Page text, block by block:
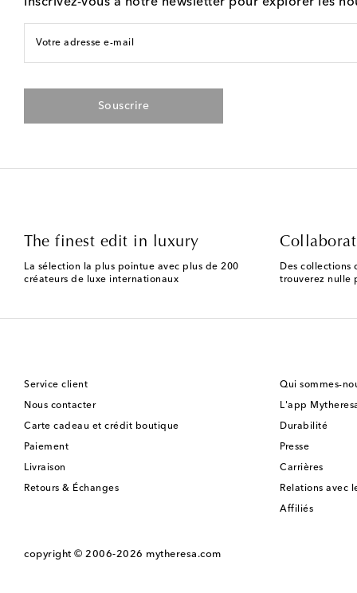
Votre adresse e-mail
Souscrire
The finest edit in luxury
La sélection la plus pointue avec plus de 200
créateurs de luxe internationaux
Des collections
trouverez nulle
Service client
Nous contacter
Carte cadeau et crédit boutique
Paiement
Livraison
Retours & Échanges
Qui sommes-
L'app
Durabilité
Presse
Carrières
Relations avec
Affiliés
copyright © 2006-2026 mytheresa.com